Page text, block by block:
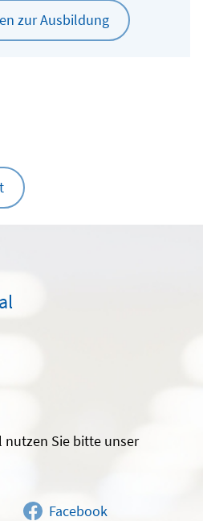
zur Ausbildung
nutzen Sie bitte unser
Facebook